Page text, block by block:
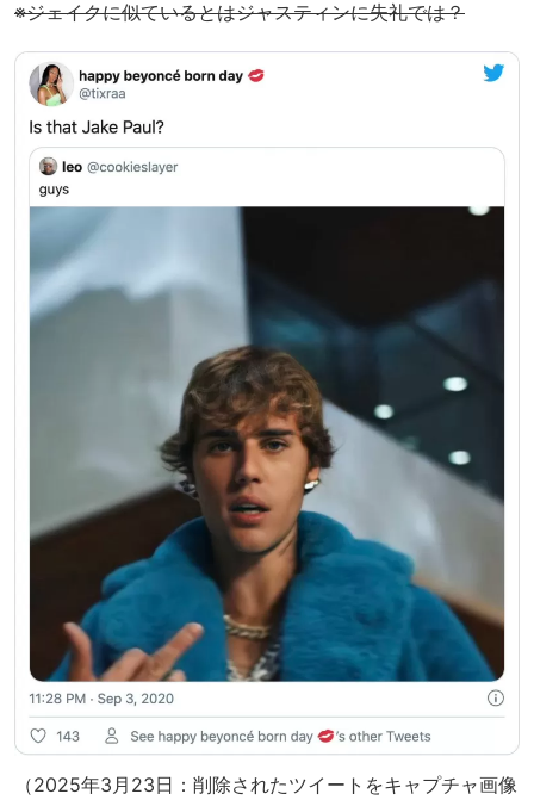
※ジェイクに似ているとはジャスティンに失礼では？
（2025年3月23日：削除されたツイートをキャプチャ画像